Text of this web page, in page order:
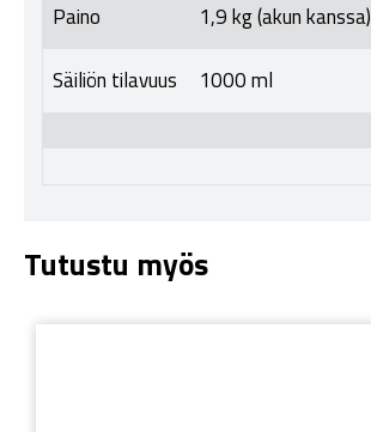
Paino 1,9 kg (akun kanssa)
Säiliön tilavuus 1000 ml
Tutustu myös